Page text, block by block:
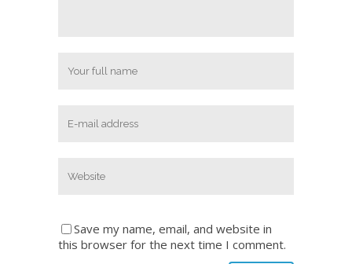
Save my name, email, and website in
this browser for the next time I comment.